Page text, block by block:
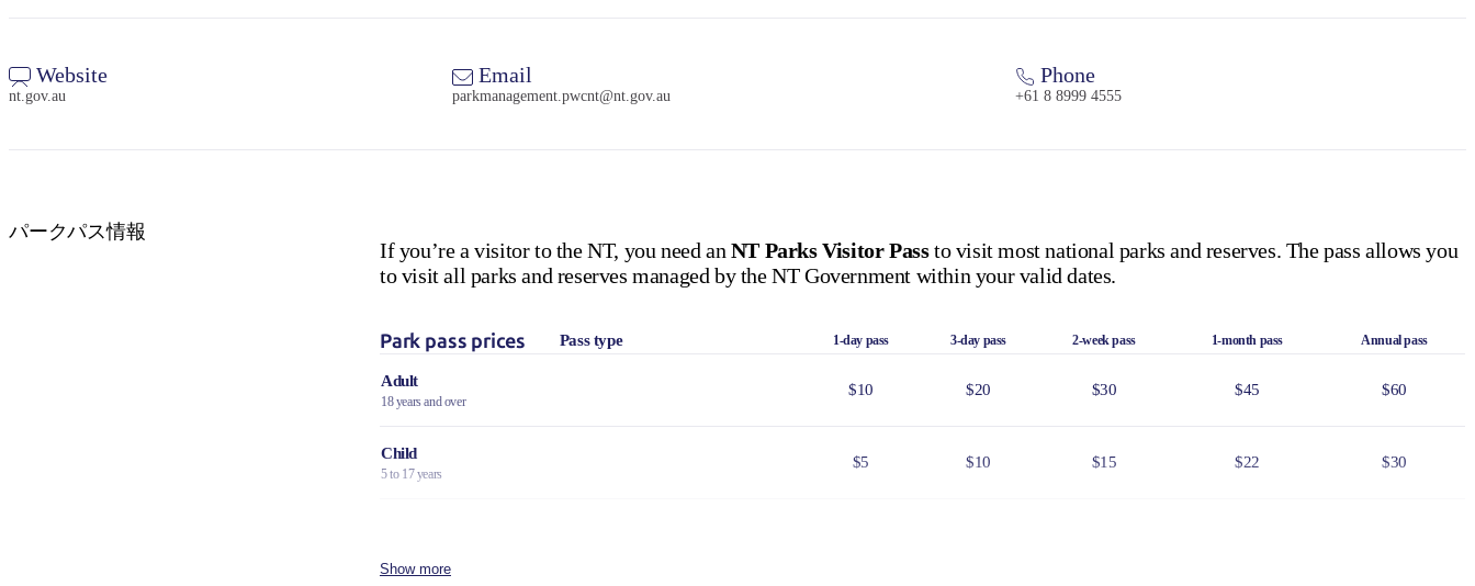
Website
nt.gov.au
Email
parkmanagement.pwcnt@nt.gov.au
Phone
+61 8 8999 4555
パークパス情報
If you’re a visitor to the NT, you need an NT Parks Visitor Passto visit most national parks and reserves. The pass allows you
to visit all parks and reserves managed by the NT Government within your valid dates.
Park pass prices Pass type 1-day pass 3-day pass 2-week pass 1-month pass Annual pass
Adult
18 years and over
$10 $20 $30 $45 $60
Child
5 to 17 years
$5 $10 $15 $22 $30
Show more